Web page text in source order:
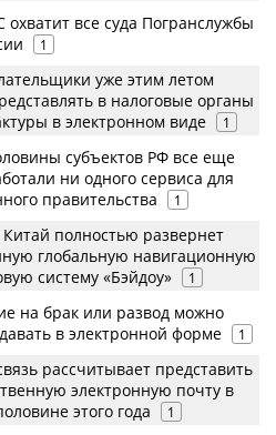
все суда Погранслужбы
1
уже этим летом
в налоговые органы
в электронном виде
1
субъектов РФ все еще
ни одного сервиса для
правительства
1
Китай полностью развернет
глобальную навигационную
систему «Бэйдоу»
1
на брак или развод можно
в электронной форме
1
рассчитывает представить
электронную почту в
этого года
1